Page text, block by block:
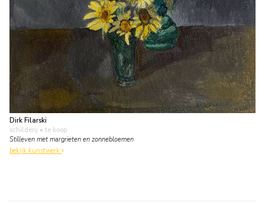
Dirk Filarski
schilderij • te koop
Stilleven met margrieten en zonnebloemen
bekijk kunstwerk